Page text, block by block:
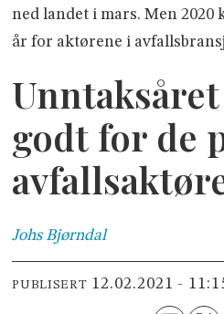
ned landet i mars. Men 2020
år for aktørene i
godt for de
Johs Bjørndal
PUBLISERT 12.02.2021 -